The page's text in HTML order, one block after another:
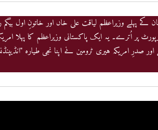
ke
dI
n
e
e
پاکستان کے پہلے وزیراعظم لیاقت علی خاں اور خاتونِ اول
پر اُترے۔ یہ ایک پاکستانی وزیراعظم کا پہلا
صدرِ امریکہ ہیری ٹرومین نے اپنا نجی طیارہ